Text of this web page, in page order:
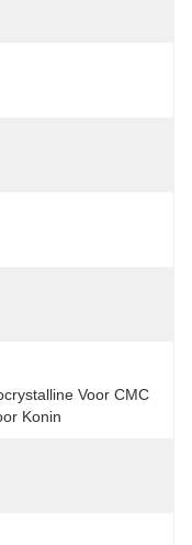
Voor CMC
Konin